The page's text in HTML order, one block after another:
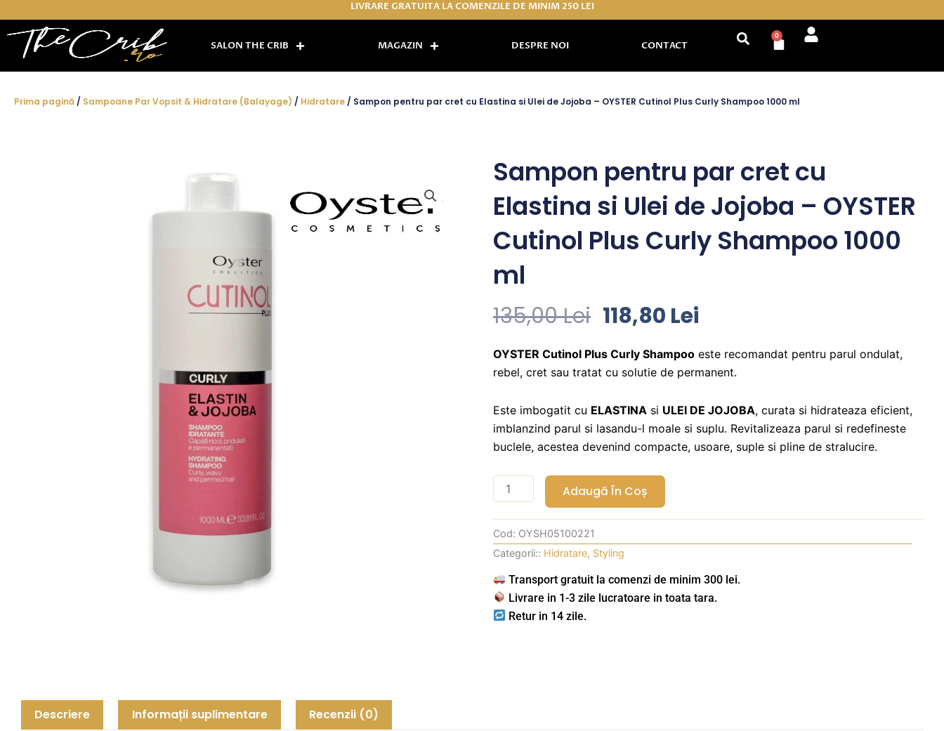
content
LIVRARE GRATUITA LA COMENZILE DE MINIM 250 LEI
SALON THE CRIB MAGAZIN DESPRE NOI CONTACT
0
Cart
Prima pagină / Sampoane Par Vopsit & Hidratare (Balayage) / Hidratare / Sampon pentru par cret cu Elastina si Ulei de Jojoba – OYSTER Cutinol Plus Curly Shampoo 1000 ml
Sampon pentru par cret cu
Elastina si Ulei de Jojoba – OYSTER
Cutinol Plus Curly Shampoo 1000
ml
135,00Lei Prețul
A
Fost:
135,00 Lei.
118,80 Lei
Este:
118,80 Lei.
OYSTER Cutinol Plus Curly Shampoo este recomandat pentru parul ondulat,
rebel, cret sau tratat cu solutie de permanent.
Este imbogatit cu ELASTINA si ULEI DE JOJOBA, curata si hidrateaza eficient,
imblanzind parul si lasandu-l moale si suplu. Revitalizeaza parul si redefineste
buclele, acestea devenind compacte, usoare, suple si pline de stralucire.
Cantitate
Sampon
pentru
par
cret
cu
Elastina
si
Adaugă În Coș
Cod: OYSH05100221
Categorii:: Hidratare, Styling
Transport gratuit la comenzi de minim 300 lei.
Livrare in 1-3 zile lucratoare in toata tara.
Retur in 14 zile.
Descriere Informații suplimentare Recenzii (0)